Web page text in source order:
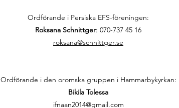
Ordförande i Persiska EFS-föreningen:
Roksana Schnittger: 070-737 45 16
roksana@schnittger.se
Ordförande i den oromska gruppen i Hammarbykyrkan:
Bikila Tolessa
ifnaan2014@gmail.com